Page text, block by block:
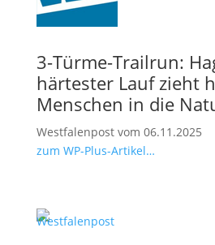
3-Türme-Trailrun:
härtester Lauf zieht
Menschen in die
Westfalenpost vom 06.11.2025
zum WP-Plus-Artikel…